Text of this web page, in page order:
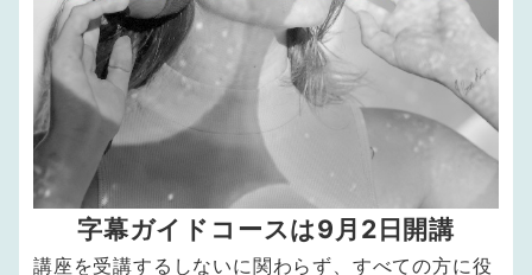
字幕ガイドコースは9月2日開講
講座を受講するしないに関わらず、すべての方に役